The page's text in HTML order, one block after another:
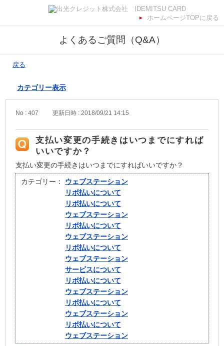
ホームページTOPに戻る
よくあるご質問（Q&A）
戻る
カテゴリー表示
No : 407 更新日時 : 2018/09/21 14:15
支払い変更の手続きはいつまでにすれば
いいですか？
支払い変更の手続きはいつまでにすればいいですか？
カテゴリー：
ウェブステーション
リボ払いについて
リボ払いについて
ウェブステーション
リボ払いについて
ウェブステーション
リボ払いについて
ウェブステーション
サービスについて
リボ払いについて
ウェブステーション
リボ払いについて
ウェブステーション
リボ払いについて
ウェブステーション